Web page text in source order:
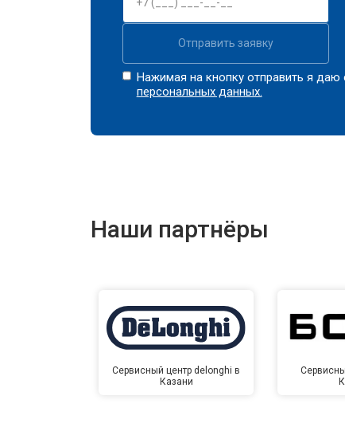
Отправить заявку
Нажимая на кнопку отправить я даю
персональных данных.
Наши партнёры
Сервисный центр delonghi в
Казани